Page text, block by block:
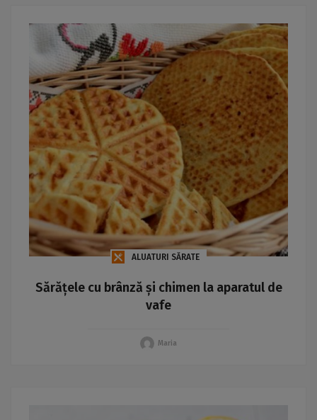
ALUATURI SĂRATE
Sărățele cu brânză și chimen la aparatul de
vafe
Maria